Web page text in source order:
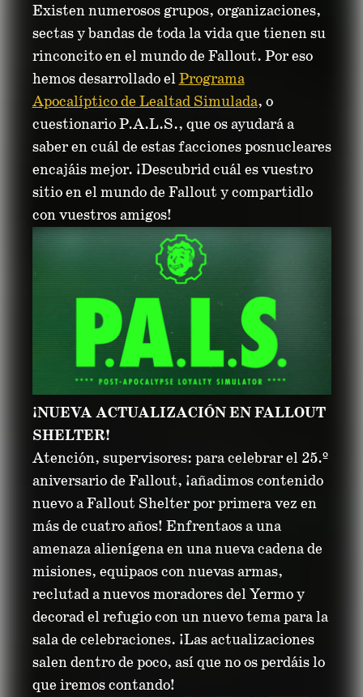
Existen numerosos grupos, organizaciones,
sectas y bandas de toda la vida que tienen su
rinconcito en el mundo de Fallout. Por eso
hemos desarrollado elPrograma
Apocalíptico de Lealtad Simulada, o
cuestionario P.A.L.S., que os ayudará a
saber en cuál de estas facciones posnucleares
encajáis mejor. ¡Descubrid cuál es vuestro
sitio en el mundo de Fallout y compartidlo
con vuestros amigos!
¡NUEVA ACTUALIZACIÓN EN FALLOUT
SHELTER!
Atención, supervisores: para celebrar el 25.º
aniversario de Fallout, ¡añadimos contenido
nuevo a Fallout Shelter por primera vez en
más de cuatro años! Enfrentaos a una
amenaza alienígena en una nueva cadena de
misiones, equipaos con nuevas armas,
reclutad a nuevos moradores del Yermo y
decorad el refugio con un nuevo tema para la
sala de celebraciones. ¡Las actualizaciones
salen dentro de poco, así que no os perdáis lo
que iremos contando!